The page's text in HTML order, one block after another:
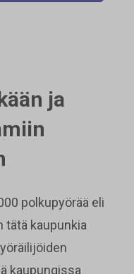
ja
polkupyörää eli
tätä kaupunkia
kaupungissa